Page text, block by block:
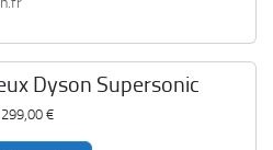
Dyson Supersonic
299,00 €